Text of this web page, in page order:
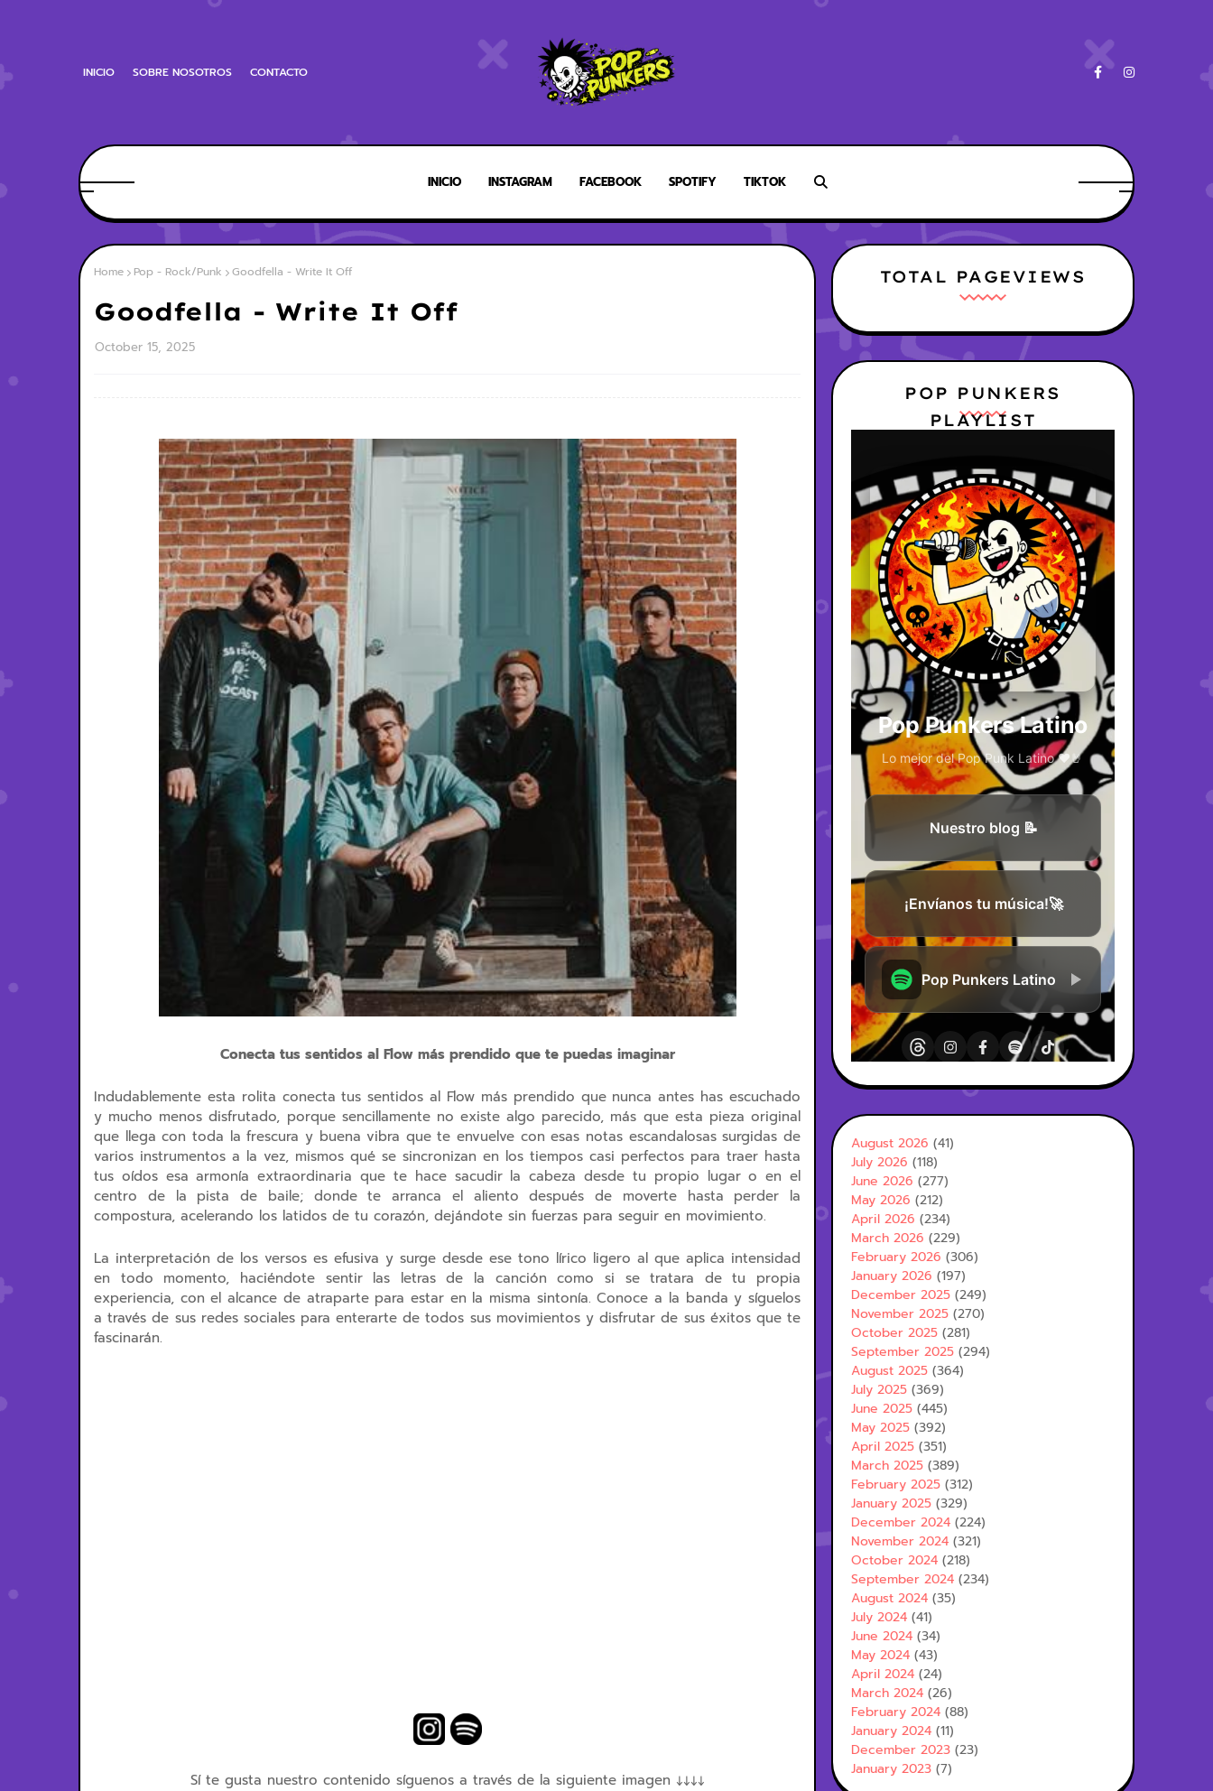
INICIO SOBRE NOSOTROS CONTACTO
INICIO INSTAGRAM FACEBOOK SPOTIFY TIKTOK
Home Pop - Rock/Punk Goodfella - Write It Off
Goodfella - Write It Off
October 15, 2025
Conecta tus sentidos al Flow más prendido que te puedas imaginar
Indudablemente esta rolita conecta tus sentidos al Flow más prendido que nunca antes has escuchado
y mucho menos disfrutado, porque sencillamente no existe algo parecido, más que esta pieza original
que llega con toda la frescura y buena vibra que te envuelve con esas notas escandalosas surgidas de
varios instrumentos a la vez, mismos qué se sincronizan en los tiempos casi perfectos para traer hasta
tus oídos esa armonía extraordinaria que te hace sacudir la cabeza desde tu propio lugar o en el
centro de la pista de baile; donde te arranca el aliento después de moverte hasta perder la
compostura, acelerando los latidos de tu corazón, dejándote sin fuerzas para seguir en movimiento.
La interpretación de los versos es efusiva y surge desde ese tono lírico ligero al que aplica intensidad
en todo momento, haciéndote sentir las letras de la canción como si se tratara de tu propia
experiencia, con el alcance de atraparte para estar en la misma sintonía. Conoce a la banda y síguelos
a través de sus redes sociales para enterarte de todos sus movimientos y disfrutar de sus éxitos que te
fascinarán.
Sí te gusta nuestro contenido síguenos a través de la siguiente imagen ↓↓↓↓
TOTAL PAGEVIEWS
POP PUNKERS
PLAYLIST
August 2026 (41)
July 2026 (118)
June 2026 (277)
May 2026 (212)
April 2026 (234)
March 2026 (229)
February 2026 (306)
January 2026 (197)
December 2025 (249)
November 2025 (270)
October 2025 (281)
September 2025 (294)
August 2025 (364)
July 2025 (369)
June 2025 (445)
May 2025 (392)
April 2025 (351)
March 2025 (389)
February 2025 (312)
January 2025 (329)
December 2024 (224)
November 2024 (321)
October 2024 (218)
September 2024 (234)
August 2024 (35)
July 2024 (41)
June 2024 (34)
May 2024 (43)
April 2024 (24)
March 2024 (26)
February 2024 (88)
January 2024 (11)
December 2023 (23)
January 2023 (7)